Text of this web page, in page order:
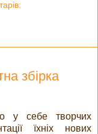
збірка
у себе творчих
їхніх нових